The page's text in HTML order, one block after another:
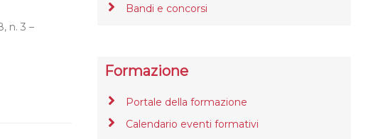
n. 3 –
Bandi e concorsi
Formazione
Portale della formazione
Calendario eventi formativi